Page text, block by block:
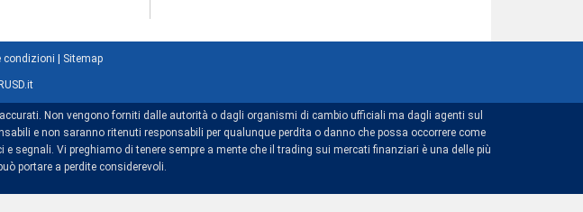
condizioni Sitemap
Non vengono forniti dalle autorità o dagli organismi di cambio ufficiali ma dagli agenti sul
e non saranno ritenuti responsabili per qualunque perdita o danno che possa occorrere come
Vi preghiamo di tenere sempre a mente che il trading sui mercati finanziari è una delle più
portare a perdite considerevoli.